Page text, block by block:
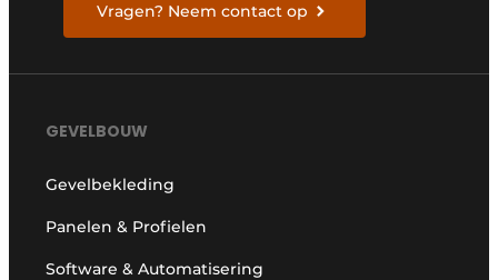
Vragen? Neem contact op
GEVELBOUW
Gevelbekleding
Panelen & Profielen
Software & Automatisering